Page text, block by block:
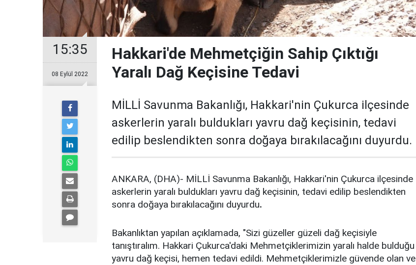
15:35
08 Eylül 2022
Hakkari'de Mehmetçiğin Sahip Çıktığı
Yaralı Dağ Keçisine Tedavi
MİLLİ Savunma Bakanlığı, Hakkari'nin Çukurca ilçesinde
askerlerin yaralı buldukları yavru dağ keçisinin, tedavi
edilip beslendikten sonra doğaya bırakılacağını duyurdu.
ANKARA, (DHA)- MİLLİ Savunma Bakanlığı, Hakkari'nin Çukurca ilçesinde
askerlerin yaralı buldukları yavru dağ keçisinin, tedavi edilip beslendikten
sonra doğaya bırakılacağını duyurdu.
Bakanlıktan yapılan açıklamada, "Sizi güzeller güzeli dağ keçisiyle
tanıştıralım. Hakkari Çukurca'daki Mehmetçiklerimizin yaralı halde bulduğu
yavru dağ keçisi, hemen tedavi edildi. Mehmetçiklerimizle güvende olan ve